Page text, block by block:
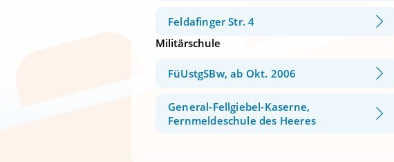
Feldafinger Str. 4
Militärschule
FüUstgSBw, ab Okt. 2006
General-Fellgiebel-Kaserne,
Fernmeldeschule des Heeres